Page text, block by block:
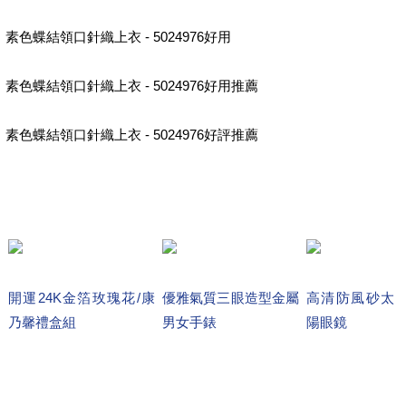
素色蝶結領口針織上衣 - 5024976好用
素色蝶結領口針織上衣 - 5024976好用推薦
素色蝶結領口針織上衣 - 5024976好評推薦
開運24K金箔玫瑰花/康
乃馨禮盒組
優雅氣質三眼造型金屬
男女手錶
高清防風砂太
陽眼鏡